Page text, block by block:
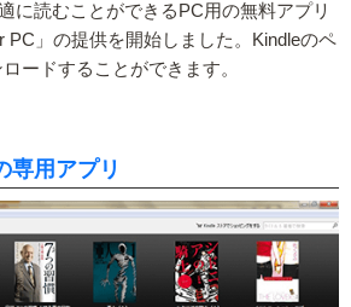
に読むことができるPC用の無料アプリ
PC」の提供を開始しました。Kindleのペ
ードすることができます。
用アプリ